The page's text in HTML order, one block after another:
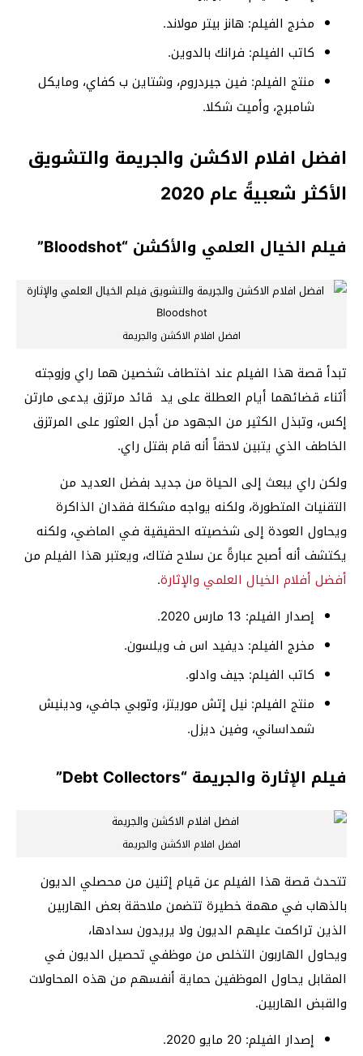
مخرج الفيلم: هانز بيتر مولاند.
كاتب الفيلم: فرانك بالدوين.
منتج الفيلم: فين جيردروم، وشتاين ب كفاي، ومايكل
شامبرج، وأميت شكلا.
افضل افلام الاكشن والجريمة والتشويق
الأكثر شعبيةً عام 2020
فيلم الخيال العلمي والأكشن “Bloodshot”
افضل افلام الاكشن والجريمة
تبدأ قصة هذا الفيلم عند اختطاف شخصين هما راي وزوجته
أثناء قضائهما أيام العطلة على يد قائد مرتزق يدعى مارتن
إكس، وتبذل الكثير من الجهود من أجل العثور على المرتزق
الخاطف الذي يتبين لاحقاً أنه قام بقتل راي.
ولكن راي يبعث إلى الحياة من جديد بفضل العديد من
التقنيات المتطورة، ولكنه يواجه مشكلة فقدان الذاكرة
ويحاول العودة إلى شخصيته الحقيقية في الماضي، ولكنه
يكتشف أنه أصبح عبارةً عن سلاح فتاك، ويعتبر هذا الفيلم من
أفضل أفلام الخيال العلمي والإثارة.
إصدار الفيلم: 13 مارس 2020.
مخرج الفيلم: ديفيد اس ف ويلسون.
كاتب الفيلم: جيف وادلو.
منتج الفيلم: نيل إتش موريتز، وتوبي جافي، ودينيش
شمداساني، وفين ديزل.
فيلم الإثارة والجريمة “Debt Collectors”
افضل افلام الاكشن والجريمة
تتحدث قصة هذا الفيلم عن قيام إثنين من محصلي الديون
بالذهاب في مهمة خطيرة تتضمن ملاحقة بعض الهاربين
الذين تراكمت عليهم الديون ولا يريدون سدادها،
ويحاول الهاربون التخلص من موظفي تحصيل الديون في
المقابل يحاول الموظفين حماية أنفسهم من هذه المحاولات
والقبض الهاربين.
إصدار الفيلم: 20 مايو 2020.